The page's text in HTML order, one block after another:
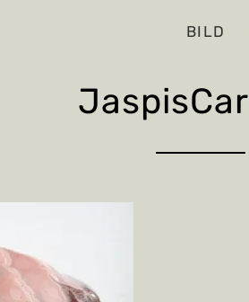
BILD